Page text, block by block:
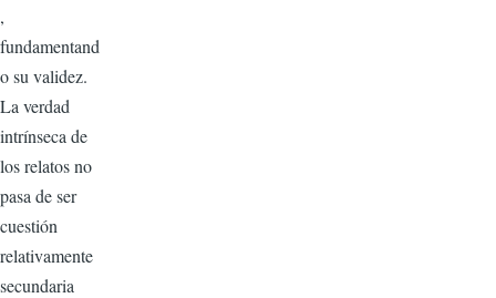
,
fundamentand
o su validez.
La verdad
intrínseca de
los relatos no
pasa de ser
cuestión
relativamente
secundaria